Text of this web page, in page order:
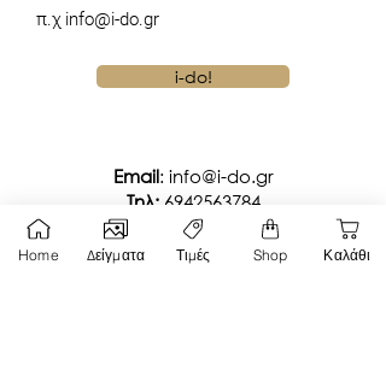
i-do!
Email: info@i-do.gr
Tηλ: 6942563784
Viber Chat
Home Δείγματα Τιμές Shop Καλάθι